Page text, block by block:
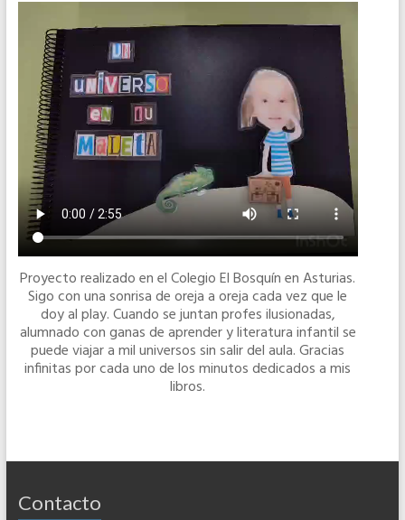
Proyecto realizado en el Colegio El Bosquín en Asturias.
Sigo con una sonrisa de oreja a oreja cada vez que le
doy al play. Cuando se juntan profes ilusionadas,
alumnado con ganas de aprender y literatura infantil se
puede viajar a mil universos sin salir del aula. Gracias
infinitas por cada uno de los minutos dedicados a mis
libros.
Contacto